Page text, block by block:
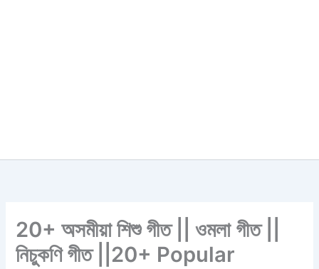
20+ অসমীয়া শিশু গীত || ওমলা গীত ||
নিচুকণি গীত ||20+ Popular